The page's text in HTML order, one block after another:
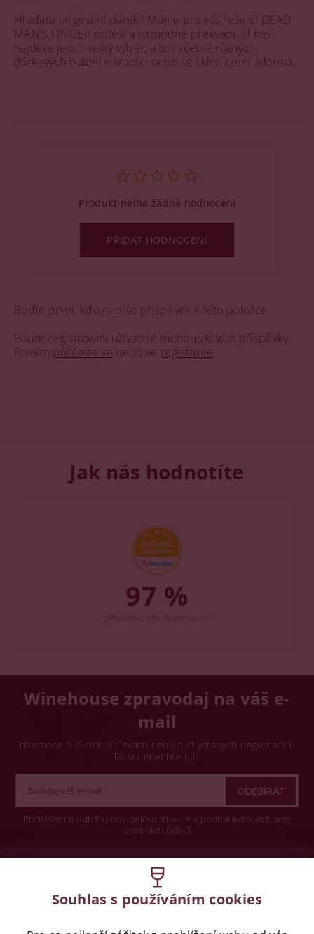
Hledáte originální dárek? Máme pro vás řešení! DEAD
MAN’S FINGER potěší a rozhodně překvapí. U nás
najdete jejich velký výběr, a to i včetně různých
dárkových balenív krabici nebo se sklenicemi zdarma.
Buďte první, kdo napíše příspěvek k této položce.
Pouze registrovaní uživatelé mohou vkládat příspěvky.
Prosím přihlaste se nebo se registrujte
Produkt nemá žádná hodnocení
PŘIDAT HODNOCENÍ
Jak nás hodnotíte
97 %
Winehouse zpravodaj na váš e-
mail
Informace o akcích a slevách nebo o chystaných degustacích.
To si nenechte ujít.
Přihlášením odběru novinek souhlasíte s podmínkami ochrany
osobních údajů
LegislativaSouhlas s používáním cookies